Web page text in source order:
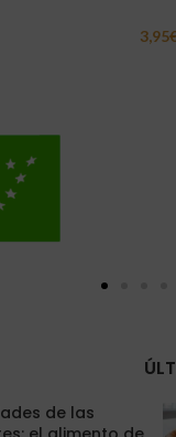
3,95
de las